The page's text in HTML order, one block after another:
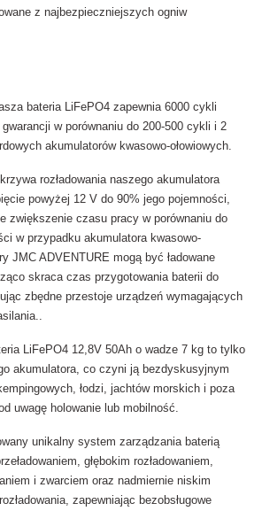
z najbezpieczniejszych ogniw
bateria LiFePO4 zapewnia 6000 cykli
w porównaniu do 200-500 cykli i 2
akumulatorów kwasowo-ołowiowych.
rozładowania naszego akumulatora
powyżej 12 V do 90% jego pojemności,
zwiększenie czasu pracy w porównaniu do
w przypadku akumulatora kwasowo-
JMC ADVENTURE mogą być ładowane
skraca czas przygotowania baterii do
zbędne przestoje urządzeń wymagających
LiFePO4 12,8V 50Ah o wadze 7 kg to tylko
akumulatora, co czyni ją bezdyskusyjnym
łodzi, jachtów morskich i poza
uwagę holowanie lub mobilność.
unikalny system zarządzania baterią
głębokim rozładowaniem,
i zwarciem oraz nadmiernie niskim
zapewniając bezobsługowe